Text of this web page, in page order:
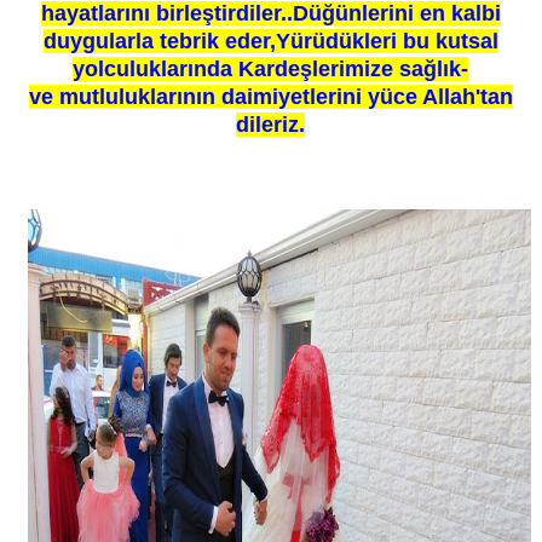
hayatlarını birleştirdiler..Düğünlerini en kalbi
duygularlatebrik eder,Yürüdükleri bu kutsal
yolculuklarında Kardeşlerimize sağlık-
ve mutluluklarının daimiyetlerini yüce Allah'tan
dileriz.